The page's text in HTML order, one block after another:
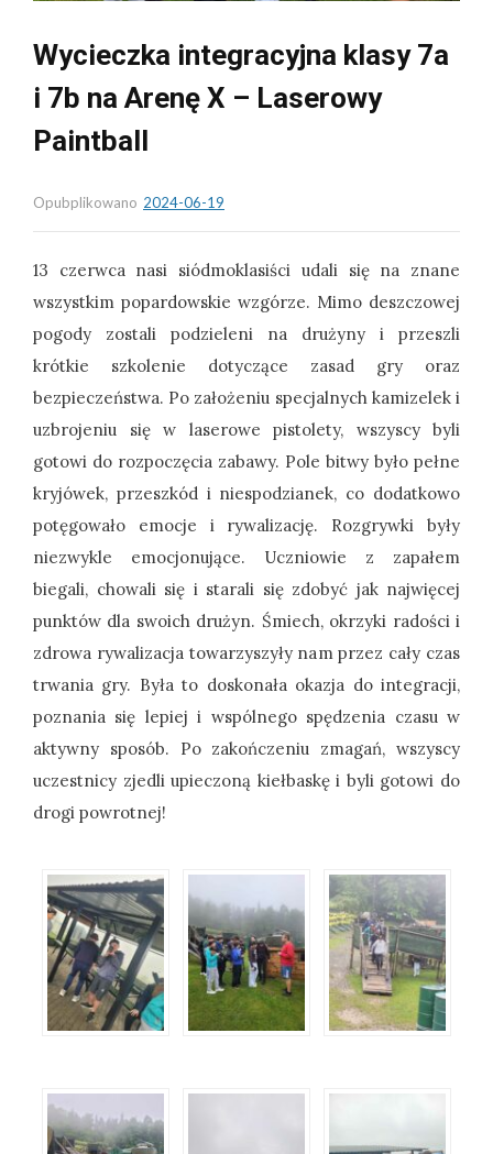
Wycieczka integracyjna klasy 7a
i 7b na Arenę X – Laserowy
Paintball
Opubplikowano 2024-06-19
13 czerwca nasi siódmoklasiści udali się na znane
wszystkim popardowskie wzgórze. Mimo deszczowej
pogody zostali podzieleni na drużyny i przeszli
krótkie szkolenie dotyczące zasad gry oraz
bezpieczeństwa. Po założeniu specjalnych kamizelek i
uzbrojeniu się w laserowe pistolety, wszyscy byli
gotowi do rozpoczęcia zabawy. Pole bitwy było pełne
kryjówek, przeszkód i niespodzianek, co dodatkowo
potęgowało emocje i rywalizację. Rozgrywki były
niezwykle emocjonujące. Uczniowie z zapałem
biegali, chowali się i starali się zdobyć jak najwięcej
punktów dla swoich drużyn. Śmiech, okrzyki radości i
zdrowa rywalizacja towarzyszyły nam przez cały czas
trwania gry. Była to doskonała okazja do integracji,
poznania się lepiej i wspólnego spędzenia czasu w
aktywny sposób. Po zakończeniu zmagań, wszyscy
uczestnicy zjedli upieczoną kiełbaskę i byli gotowi do
drogi powrotnej!